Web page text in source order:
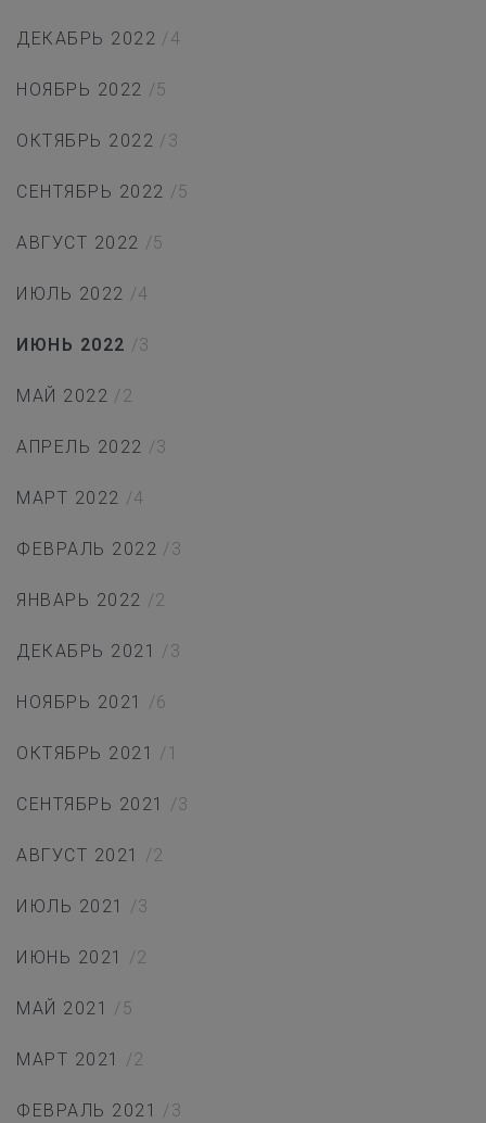
ДЕКАБРЬ 2022 /4
НОЯБРЬ 2022 /5
ОКТЯБРЬ 2022 /3
СЕНТЯБРЬ 2022 /5
АВГУСТ 2022 /5
ИЮЛЬ 2022 /4
ИЮНЬ 2022 /3
МАЙ 2022 /2
АПРЕЛЬ 2022 /3
МАРТ 2022 /4
ФЕВРАЛЬ 2022 /3
ЯНВАРЬ 2022 /2
ДЕКАБРЬ 2021 /3
НОЯБРЬ 2021 /6
ОКТЯБРЬ 2021 /1
СЕНТЯБРЬ 2021 /3
АВГУСТ 2021 /2
ИЮЛЬ 2021 /3
ИЮНЬ 2021 /2
МАЙ 2021 /5
МАРТ 2021 /2
ФЕВРАЛЬ 2021 /3